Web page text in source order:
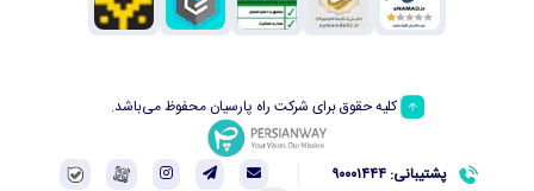
کلیه حقوق برای شرکت راه پارسیان محفوظ می‌باشد.
پشتیبانی: ۹۰۰۰۱۴۴۴